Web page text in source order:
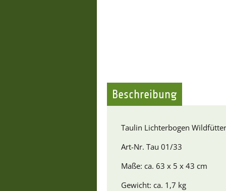
Beschreibung
Taulin Lichterbogen
Art-Nr. Tau 01/33
Maße: ca. 63 x 5 x 43 cm
Gewicht: ca. 1,7 kg